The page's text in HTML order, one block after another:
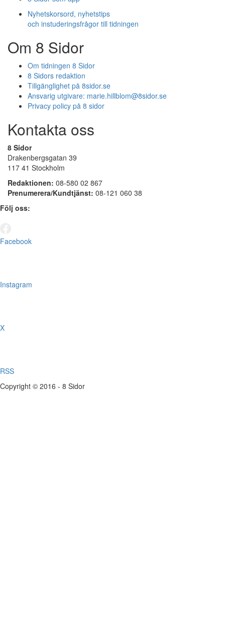
Nyhetskorsord, nyhetstips
och instuderingsfrågor till tidningen
Om 8 Sidor
Om tidningen 8 Sidor
8 Sidors redaktion
Tillgänglighet på 8sidor.se
Ansvarig utgivare: marie.hillblom@8sidor.se
Privacy policy på 8 sidor
Kontakta oss
8 Sidor
Drakenbergsgatan 39
117 41 Stockholm
Redaktionen: 08-580 02 867
Prenumerera/Kundtjänst: 08-121 060 38
Följ oss:
Facebook
Instagram
X
RSS
Copyright © 2016 - 8 Sidor